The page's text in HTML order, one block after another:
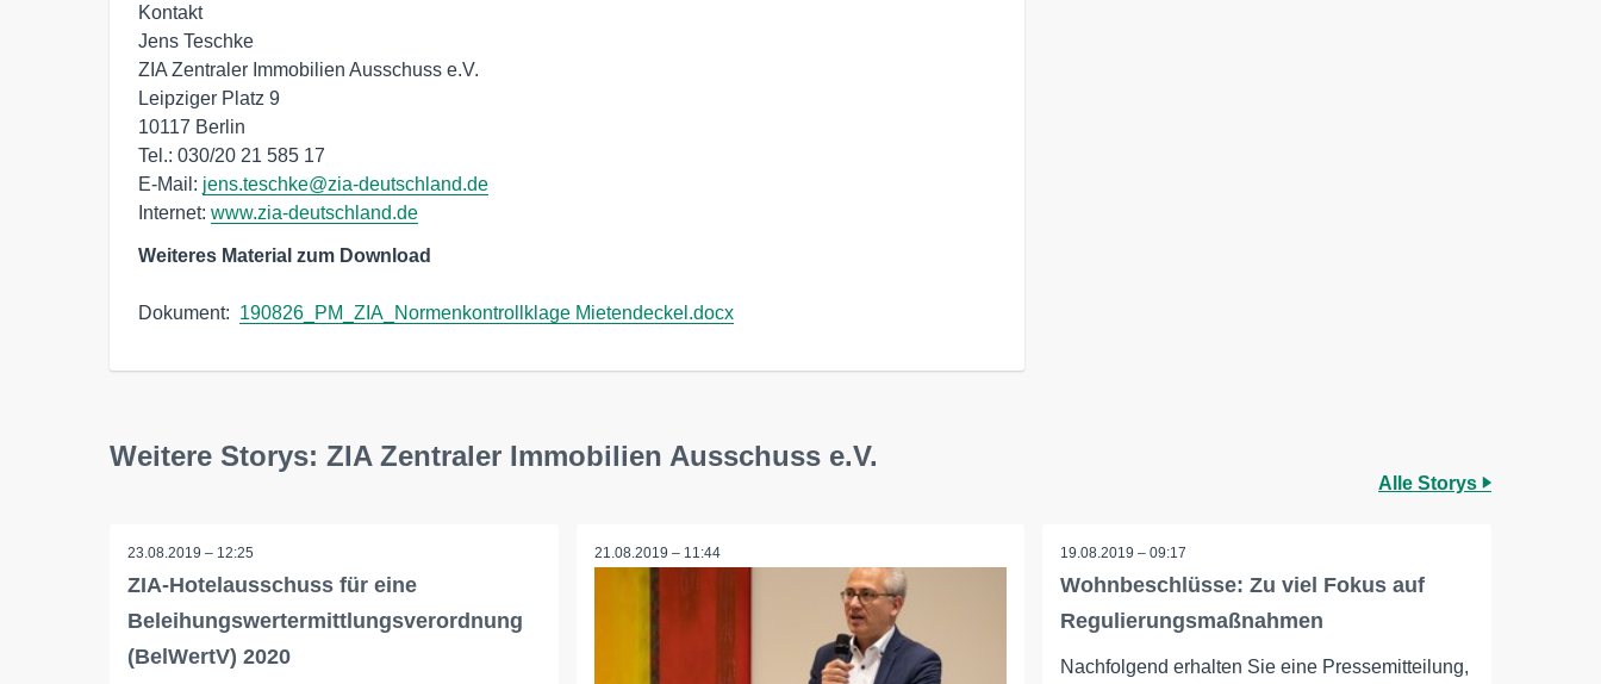
Kontakt
Jens Teschke
ZIA Zentraler Immobilien Ausschuss e.V.
Leipziger Platz 9
10117 Berlin
Tel.: 030/20 21 585 17
E-Mail: jens.teschke@zia-deutschland.de
Internet: www.zia-deutschland.de
Weiteres Material zum Download
Dokument: 190826_PM_ZIA_Normenkontrollklage Mietendeckel.docx
Weitere Storys: ZIA Zentraler Immobilien Ausschuss e.V.
Alle Storys
23.08.2019 – 12:25
ZIA-Hotelausschuss für eine
Beleihungswertermittlungsverordnung
(BelWertV) 2020
21.08.2019 – 11:44 19.08.2019 – 09:17
Wohnbeschlüsse: Zu viel Fokus auf
Regulierungsmaßnahmen
Nachfolgend erhalten Sie eine Pressemitteilung,